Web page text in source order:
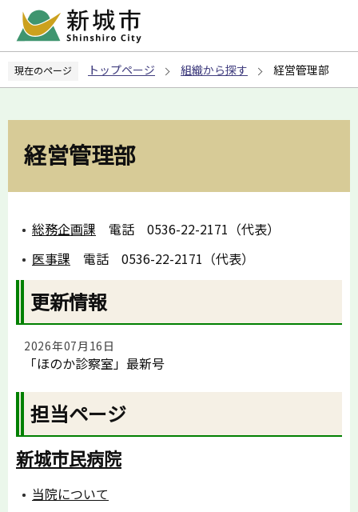
ペ
の
現在のページ トップページ 組織から探す 経営管理部
経営管理部
総務企画課 電話 0536-22-2171（代表）
医事課 電話 0536-22-2171（代表）
更新情報
2026年07月16日
「ほのか診察室」最新号
担当ページ
新城市民病院
当院について